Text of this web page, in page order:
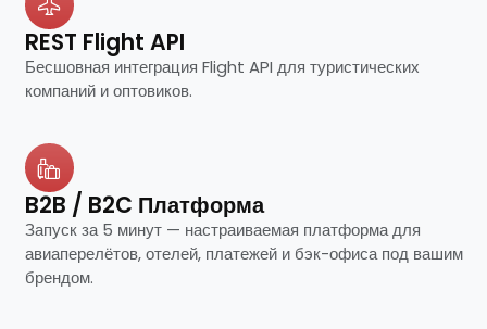
REST Flight API
Бесшовная интеграция Flight API для туристических
компаний и оптовиков.
B2B / B2C Платформа
Запуск за 5 минут — настраиваемая платформа для
авиаперелётов, отелей, платежей и бэк-офиса под вашим
брендом.